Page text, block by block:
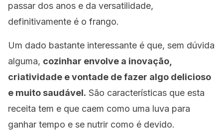
passar dos anos e da versatilidade,
definitivamente é o frango.
Um dado bastante interessante é que, sem dúvida
alguma, cozinhar envolve a inovação,
criatividade e vontade de fazer algo delicioso
e muito saudável. São características que esta
receita tem e que caem como uma luva para
ganhar tempo e se nutrir como é devido.